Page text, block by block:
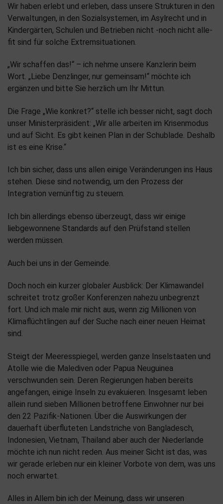
Wir haben erlebt und erleben, dass unsere Strukturen in den
Verwaltungen, in den Sozialsystemen, im Asylrecht und in
Kindergärten, Schulen und Betrieben nicht -noch nicht alle-
fit sind für solche Extremsituationen.
„Wir schaffen das!“ – ich nehme unsere Kanzlerin beim
Wort. „Liebe Denzlinger, nur gemeinsam!“ möchte ich
ergänzen und bitte Sie herzlich um Ihr Mittun.
Die Frage „Wie konkret?“ stelle ich besser nicht, sagt doch
unser Ministerpräsident: „Wir alle arbeiten im Krisenmodus
und auf Sicht. Es gibt keinen Plan in der Schublade. Deshalb
ist es eine Krise.“
Ich bin sicher, dass uns allen einige Veränderungen ins Haus
stehen. Diese sind notwendig, um den Prozess der
Integration vernünftig zu steuern.
Ich bin allerdings ebenso überzeugt, dass wir einige
liebgewonnene Standards auf den Prüfstand stellen
werden müssen.
Auch bei uns in der Gemeinde.
Doch noch ein kurzer globaler Ausblick: Der Klimawandel
schreitet trotz großer Konferenzen nahezu unbegrenzt
fort. Und ich male mir nicht aus, wenn zig Millionen von
Klimaflüchtlingen auf der Suche nach einer neuen Heimat
sind.
Steigt der Meeresspiegel, werden ganze Inselstaaten und
Atolle wie die Malediven oder Papua Neuguinea
verschwunden sein. Deren Regierungen haben bereits
angefangen, einige Inseln zu evakuieren. Insgesamt leben
allein rund sieben Millionen betroffene Einwohner nur bei
den 22 Pazifik-Nationen. Über die Auswirkungen der
dauerhaft überfluteten Landstriche von Bangladesch,
Indonesien, Vietnam, Thailand aber auch der Niederlande
möchte ich nun nicht reden. Aus meiner Sicht ist das, was
wir gerade erleben nur ein kleiner Vorbote von dem, was uns
noch erwartet.
Alles in Allem bin ich der Meinung, dass wir unseren